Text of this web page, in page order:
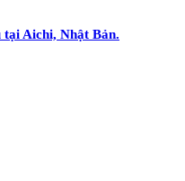
tại Aichi, Nhật Bản.